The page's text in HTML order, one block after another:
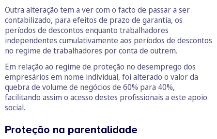
Outra alteração tem a ver com o facto de passar a ser
contabilizado, para efeitos de prazo de garantia, os
períodos de descontos enquanto trabalhadores
independentes cumulativamente aos períodos de descontos
no regime de trabalhadores por conta de outrem.
Em relação ao regime de proteção no desemprego dos
empresários em nome individual, foi alterado o valor da
quebra de volume de negócios de 60% para 40%,
facilitando assim o acesso destes profissionais a este apoio
social.
Proteção na parentalidade